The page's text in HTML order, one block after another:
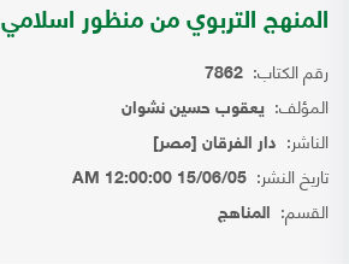
المنهج التربوي من منظور اسلامي
رقم الكتاب: 7862
المؤلف: يعقوب حسين نشوان
الناشر: دار الفرقان [مصر]
تاريخ النشر: 15/06/05 12:00:00 AM
القسم: المناهج